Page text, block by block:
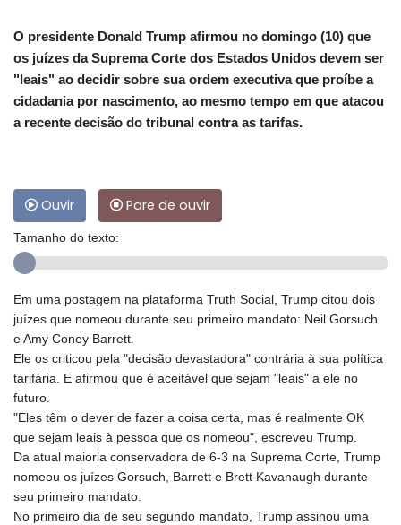
O presidente Donald Trump afirmou no domingo (10) que
os juízes da Suprema Corte dos Estados Unidos devem ser
"leais" ao decidir sobre sua ordem executiva que proíbe a
cidadania por nascimento, ao mesmo tempo em que atacou
a recente decisão do tribunal contra as tarifas.
Ouvir Pare de ouvir
Tamanho do texto:
Em uma postagem na plataforma Truth Social, Trump citou dois
juízes que nomeou durante seu primeiro mandato: Neil Gorsuch
e Amy Coney Barrett.
Ele os criticou pela "decisão devastadora" contrária à sua política
tarifária. E afirmou que é aceitável que sejam "leais" a ele no
futuro.
"Eles têm o dever de fazer a coisa certa, mas é realmente OK
que sejam leais à pessoa que os nomeou", escreveu Trump.
Da atual maioria conservadora de 6-3 na Suprema Corte, Trump
nomeou os juízes Gorsuch, Barrett e Brett Kavanaugh durante
seu primeiro mandato.
No primeiro dia de seu segundo mandato, Trump assinou uma